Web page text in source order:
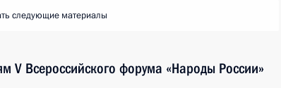
следующие материалы
V Всероссийского форума «Народы России»